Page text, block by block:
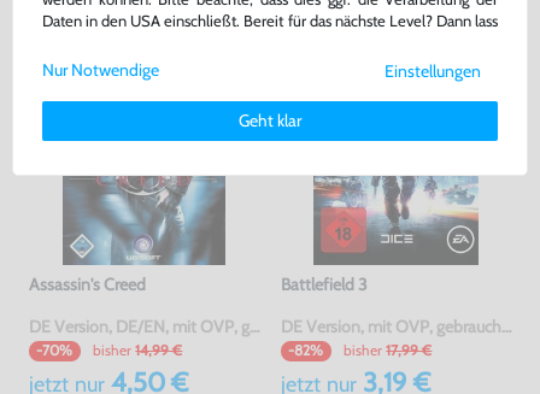
Assassin's Creed
DE Version, DE/EN, mit OVP, gebraucht
-70% bisher 14,99 €
jetzt nur4,50 €
Battlefield 3
DE Version, mit OVP, gebraucht, USK18
-82% bisher 17,99 €
jetzt nur3,19 €
Daten in den USA einschließt. Bereit für das nächste Level? Dann lass
Weitere Informationen zu den von uns verwendeten Cookies und
Deinen Rechten als Nutzer findest Du in unsererDaten­schutz­
Impressum.
Einstellungen
Geht klar
Nur Notwendige